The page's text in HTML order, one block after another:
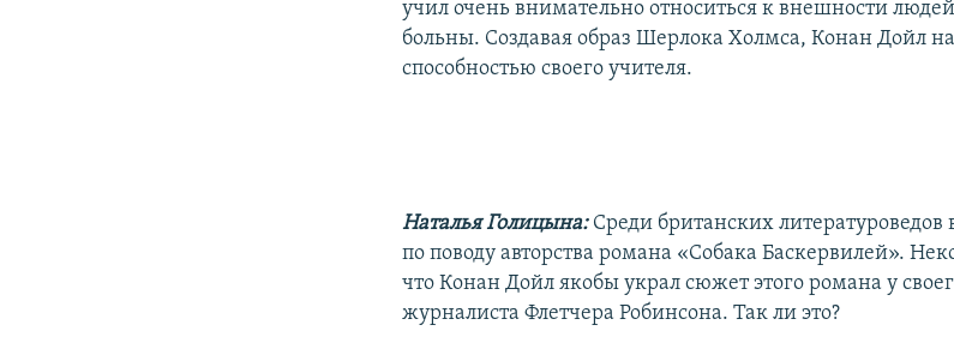
учил очень внимательно относиться к внешности
больны. Создавая образ Шерлока Холмса, Конан Дойл
способностью своего учителя.
Наталья Голицына: Среди британских
по поводу авторства романа «Собака Баскервилей».
что Конан Дойл якобы украл сюжет этого романа у
журналиста Флетчера Робинсона. Так ли это?